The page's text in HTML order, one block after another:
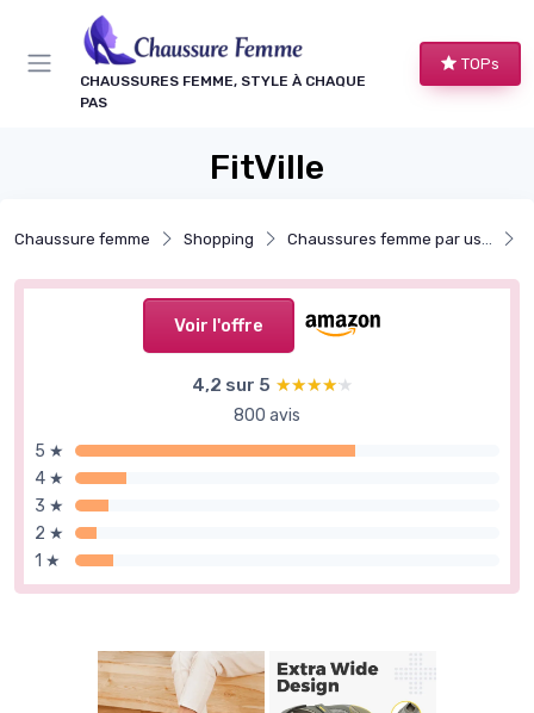
CHAUSSURES FEMME, STYLE À CHAQUE
PAS
TOPs
FitVille
Chaussure femme Shopping Chaussures femme par usage
Voir l'offre
4,2 sur 5 ★★★★★
★★★★★
800 avis
5 ★
4 ★
3 ★
2 ★
1 ★
Panneau de gestion des cookies